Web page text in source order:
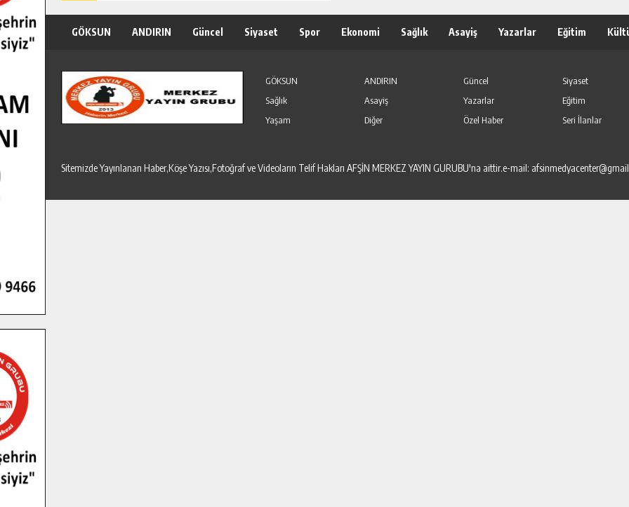
GÖKSUN ANDIRIN Güncel Siyaset Spor Ekonomi Sağlık Asayiş Yazarlar Eğitim
GÖKSUN ANDIRIN Güncel Siyaset
Sağlık
Asayiş Yazarlar Eğitim
Yaşam
Diğer Özel Haber Seri İlanlar
Sitemizde Yayınlanan Haber,Köşe Yazısı,Fotoğraf ve Videoların Telif Hakları AFŞİN MERKEZ YAYIN GURUBU'na aittir.e-mail: